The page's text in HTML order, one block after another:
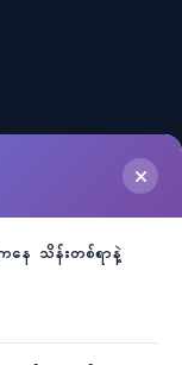
နေ သိန်းတစ်ရာနဲ့